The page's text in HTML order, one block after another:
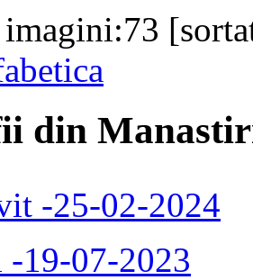
[
din
-25-02-2024
19-07-2023